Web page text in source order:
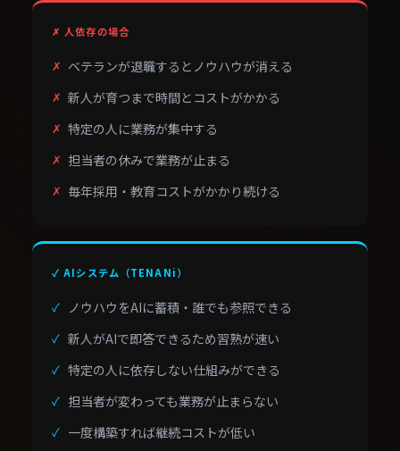
✗ 人依存の場合
ベテランが退職するとノウハウが消える
新人が育つまで時間とコストがかかる
特定の人に業務が集中する
担当者の休みで業務が止まる
毎年採用・教育コストがかかり続ける
✓ AIシステム（TENANi）
ノウハウをAIに蓄積・誰でも参照できる
新人がAIで即答できるため習熟が速い
特定の人に依存しない仕組みができる
担当者が変わっても業務が止まらない
一度構築すれば継続コストが低い